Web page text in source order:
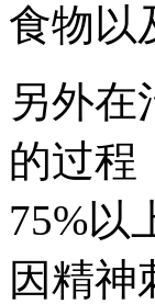
食物以
另外在
的过程
75%以
因精神